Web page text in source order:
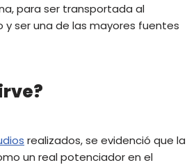
para ser transportada al
y ser una de las mayores fuentes
realizados, se evidenció que la
un real potenciador en el